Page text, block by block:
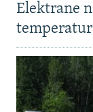
Elektrane